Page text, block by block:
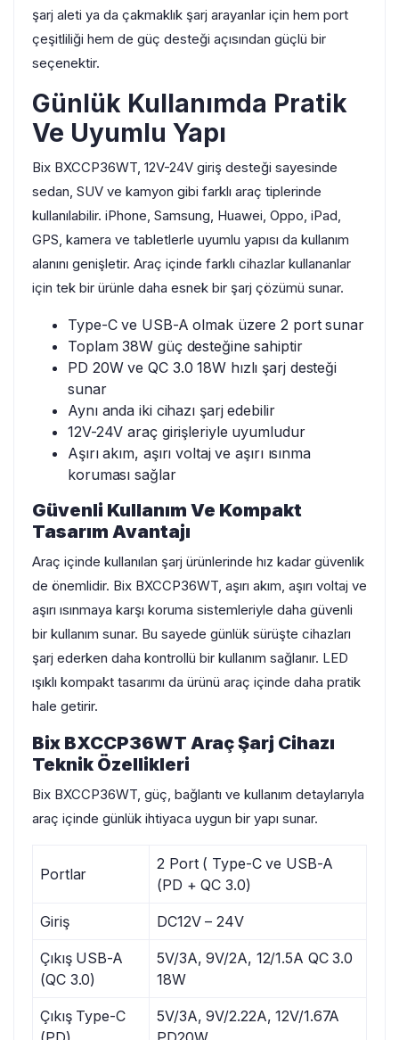
şarj aleti ya da çakmaklık şarj arayanlar için hem port
çeşitliliği hem de güç desteği açısından güçlü bir
seçenektir.
Günlük Kullanımda Pratik
Ve Uyumlu Yapı
Bix BXCCP36WT, 12V-24V giriş desteği sayesinde
sedan, SUV ve kamyon gibi farklı araç tiplerinde
kullanılabilir. iPhone, Samsung, Huawei, Oppo, iPad,
GPS, kamera ve tabletlerle uyumlu yapısı da kullanım
alanını genişletir. Araç içinde farklı cihazlar kullananlar
için tek bir ürünle daha esnek bir şarj çözümü sunar.
Type-C ve USB-A olmak üzere 2 port sunar
Toplam 38W güç desteğine sahiptir
PD 20W ve QC 3.0 18W hızlı şarj desteği
sunar
Aynı anda iki cihazı şarj edebilir
12V-24V araç girişleriyle uyumludur
Aşırı akım, aşırı voltaj ve aşırı ısınma
koruması sağlar
Güvenli Kullanım Ve Kompakt
Tasarım Avantajı
Araç içinde kullanılan şarj ürünlerinde hız kadar güvenlik
de önemlidir. Bix BXCCP36WT, aşırı akım, aşırı voltaj ve
aşırı ısınmaya karşı koruma sistemleriyle daha güvenli
bir kullanım sunar. Bu sayede günlük sürüşte cihazları
şarj ederken daha kontrollü bir kullanım sağlanır. LED
ışıklı kompakt tasarımı da ürünü araç içinde daha pratik
hale getirir.
Bix BXCCP36WT Araç Şarj Cihazı
Teknik Özellikleri
Bix BXCCP36WT, güç, bağlantı ve kullanım detaylarıyla
araç içinde günlük ihtiyaca uygun bir yapı sunar.
Portlar
2 Port ( Type-C ve USB-A
(PD + QC 3.0)
Giriş DC12V – 24V
Çıkış USB-A
(QC 3.0)
5V/3A, 9V/2A, 12/1.5A QC 3.0
18W
Çıkış Type-C
5V/3A, 9V/2.22A, 12V/1.67A